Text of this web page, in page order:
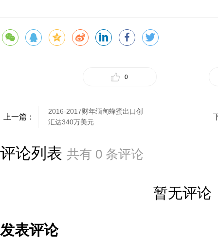
0
上一篇：
2016-2017财年缅甸蜂蜜出口创
汇达340万美元
评论列表 共有 0 条评论
暂无评论
发表评论